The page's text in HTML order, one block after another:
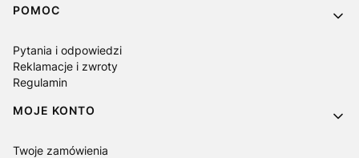
Linki w stopce
POMOC
Pytania i odpowiedzi
Reklamacje i zwroty
Regulamin
MOJE KONTO
Twoje zamówienia